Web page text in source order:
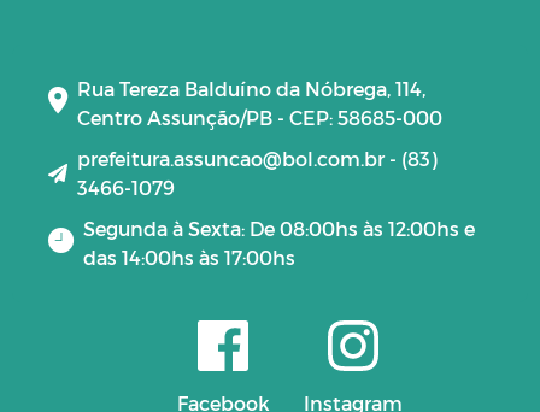
Rua Tereza Balduíno da Nóbrega, 114,
Centro Assunção/PB - CEP: 58685-000
prefeitura.assuncao@bol.com.br - (83)
3466-1079
Segunda à Sexta: De 08:00hs às 12:00hs e
das 14:00hs às 17:00hs
Facebook Instagram